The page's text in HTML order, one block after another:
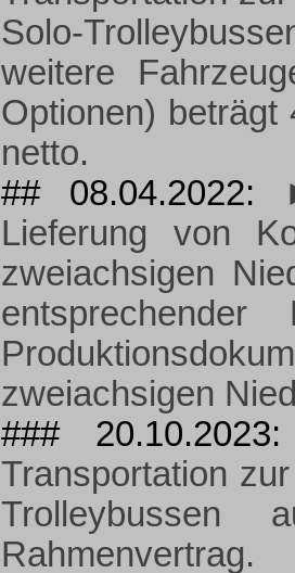
Solo-
weitere
Optionen)
netto.
## 08.04.2022:
Lieferung von
zweiachsigen
entsprechender
zweiachsigen
###
Transportation
Trolleybussen
Rahmenvertrag.